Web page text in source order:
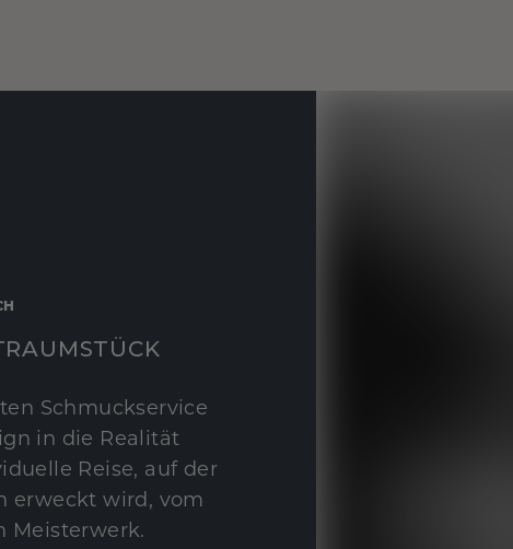
Schmuckservice
in die Realität
Reise, auf der
erweckt wird, vom
Meisterwerk.